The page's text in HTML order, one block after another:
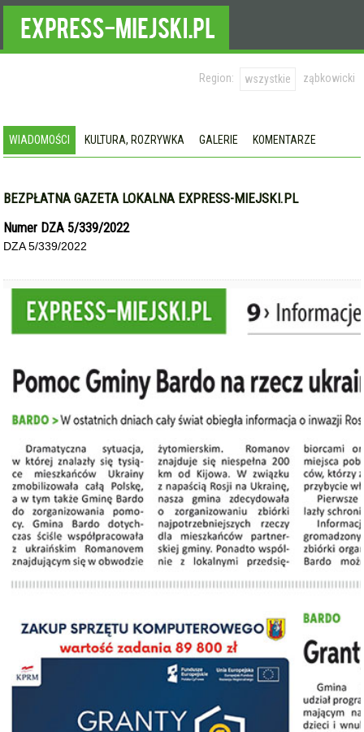
Region: wszystkie ząbkowicki
WIADOMOŚCI KULTURA, ROZRYWKA GALERIE KOMENTARZE
BEZPŁATNA GAZETA LOKALNA EXPRESS-MIEJSKI.PL
Numer DZA 5/339/2022
DZA 5/339/2022